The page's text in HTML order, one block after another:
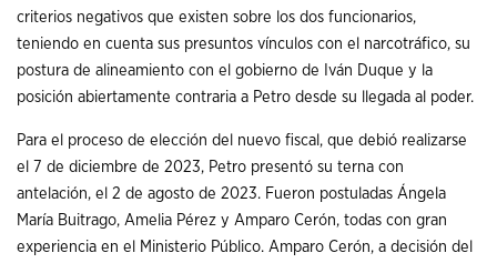
criterios negativos que existen sobre los dos funcionarios,
teniendo en cuenta sus presuntos vínculos con el narcotráfico, su
postura de alineamiento con el gobierno de Iván Duque y la
posición abiertamente contraria a Petro desde su llegada al poder.
Para el proceso de elección del nuevo fiscal, que debió realizarse
el 7 de diciembre de 2023, Petro presentó su terna con
antelación, el 2 de agosto de 2023. Fueron postuladas Ángela
María Buitrago, Amelia Pérez y Amparo Cerón, todas con gran
experiencia en el Ministerio Público. Amparo Cerón, a decisión del